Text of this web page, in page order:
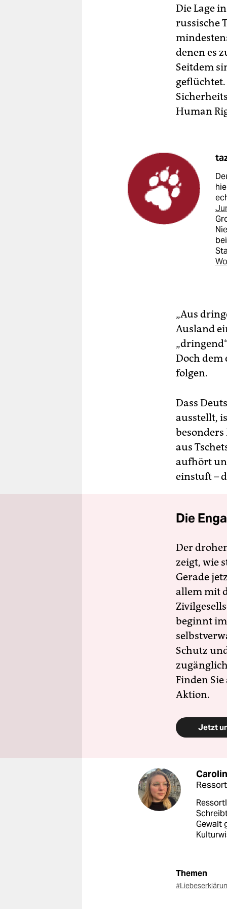
Die Lage
russische
denen es
Seitdem
Human
„Aus
Ausland
Doch dem
folgen.
Dass
ausstellt,
aus
aufhört
einstuft –
Die
Der
zeigt, wie
Gerade
allem mit
beginnt
Schutz
Finden
Aktion.
Jetzt
Gewalt
Themen